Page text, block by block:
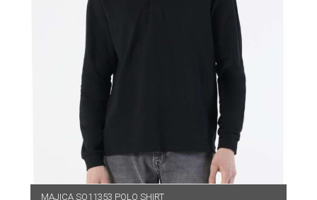
MAJICA SO11353 POLO SHIRT